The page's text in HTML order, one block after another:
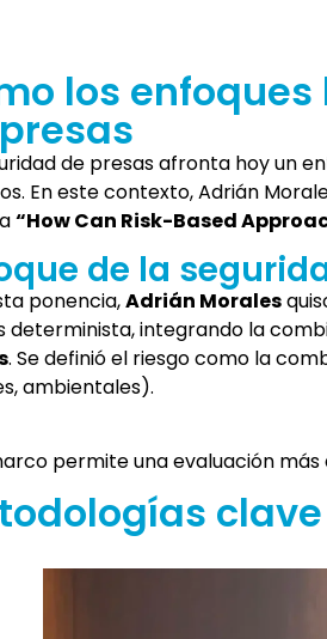
los
de presas afronta hoy un
En este contexto, Adrián
“How Can Risk-Based
de la
ponencia,Adrián Morales
determinista, integrando la
. Se definió el riesgo como la
ambientales).
permite una evaluación